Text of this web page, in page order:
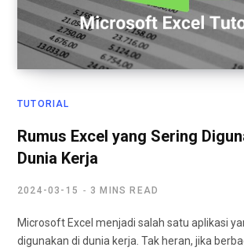
TUTORIAL
Rumus Excel yang Sering
Dunia Kerja
2024-03-15 3 MINS READ
Microsoft Excel menjadi salah satu aplikasi
digunakan di dunia kerja. Tak heran, jika